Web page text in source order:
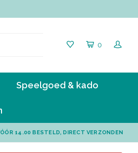
0
Speelgoed & kado
14.00 BESTELD, DIRECT VERZONDEN